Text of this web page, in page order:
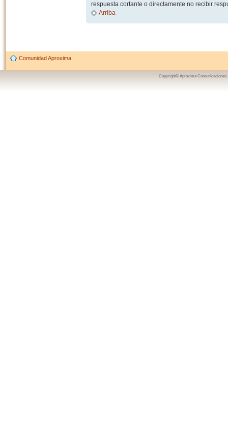
respuesta cortante o directamente no recibir
Arriba
Comunidad Aproxima
Copyright© Aproxima Comunicaciones